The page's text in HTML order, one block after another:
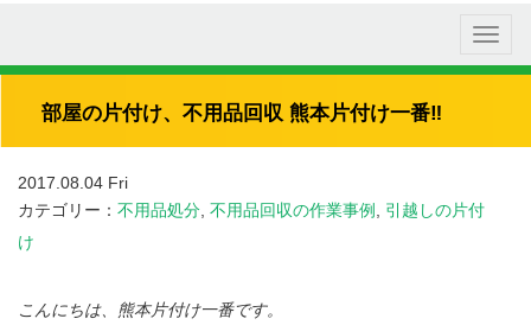
部屋の片付け、不用品回収 熊本片付け一番‼️
2017.08.04 Fri
カテゴリー： 不用品処分 不用品回収の作業事例
引越しの片付
け
こんにちは、熊本片付け一番です。